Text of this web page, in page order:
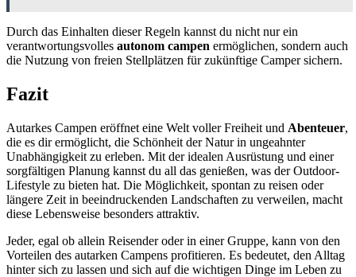
Durch das Einhalten dieser Regeln kannst du nicht nur ein
verantwortungsvolles autonom campen ermöglichen, sondern auch
die Nutzung von freien Stellplätzen für zukünftige Camper sichern.
Fazit
Autarkes Campen eröffnet eine Welt voller Freiheit und Abenteuer,
die es dir ermöglicht, die Schönheit der Natur in ungeahnter
Unabhängigkeit zu erleben. Mit der idealen Ausrüstung und einer
sorgfältigen Planung kannst du all das genießen, was der Outdoor-
Lifestyle zu bieten hat. Die Möglichkeit, spontan zu reisen oder
längere Zeit in beeindruckenden Landschaften zu verweilen, macht
diese Lebensweise besonders attraktiv.
Jeder, egal ob allein Reisender oder in einer Gruppe, kann von den
Vorteilen des autarken Campens profitieren. Es bedeutet, den Alltag
hinter sich zu lassen und sich auf die wichtigen Dinge im Leben zu